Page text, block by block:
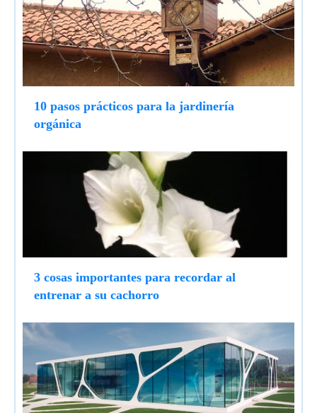
10 pasos prácticos para la jardinería
orgánica
3 cosas importantes para recordar al
entrenar a su cachorro